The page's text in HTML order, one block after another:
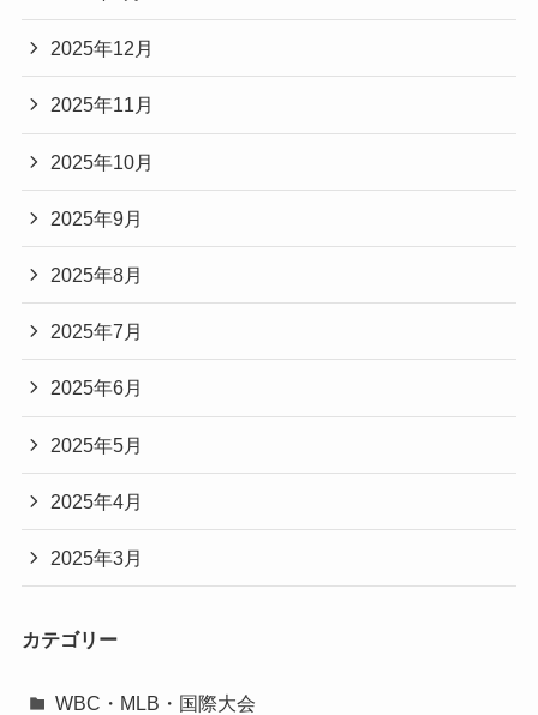
2025年12月
2025年11月
2025年10月
2025年9月
2025年8月
2025年7月
2025年6月
2025年5月
2025年4月
2025年3月
カテゴリー
WBC・MLB・国際大会